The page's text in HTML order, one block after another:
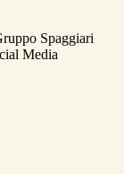
Spaggiari
Media